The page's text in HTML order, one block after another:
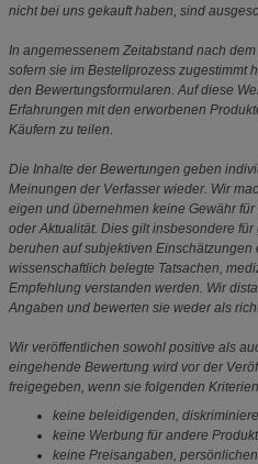
nicht bei uns gekauft haben, sind
In angemessenem Zeitabstand nach
sofern sie im Bestellprozess zugestimmt
den Bewertungsformularen. Auf diese
Erfahrungen mit den erworbenen
Käufern zu teilen.
Die Inhalte der Bewertungen geben
Meinungen der Verfasser wieder. Wir
eigen und übernehmen keine Gewähr
oder Aktualität. Dies gilt insbesondere
beruhen auf subjektiven
wissenschaftlich belegte Tatsachen,
Empfehlung verstanden werden. Wir
Angaben und bewerten sie weder als
Wir veröffentlichen sowohl positive als
eingehende Bewertung wird vor der
freigegeben, wenn sie folgenden
keine beleidigenden,
keine Werbung für andere
keine Preisangaben,